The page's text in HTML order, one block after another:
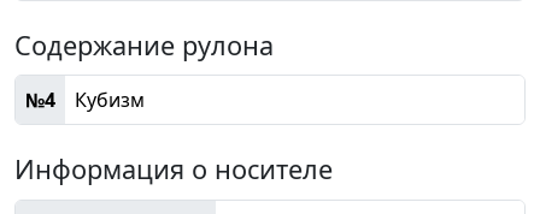
Содержание рулона
№4 Кубизм
Информация о носителе